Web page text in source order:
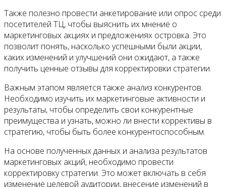
Также полезно провести анкетирование или опрос среди
посетителей ТЦ, чтобы выяснить их мнение о
маркетинговых акциях и предложениях островка. Это
позволит понять, насколько успешными были акции,
каких изменений и улучшений они ожидают, а также
получить ценные отзывы для корректировки стратегии.
Важным этапом является также анализ конкурентов.
Необходимо изучить их маркетинговые активности и
результаты, чтобы определить свои конкурентные
преимущества и узнать, можно ли внести коррективы в
стратегию, чтобы быть более конкурентоспособным.
На основе полученных данных и анализа результатов
маркетинговых акций, необходимо провести
корректировку стратегии. Это может включать в себя
изменение целевой аудитории, внесение изменений в